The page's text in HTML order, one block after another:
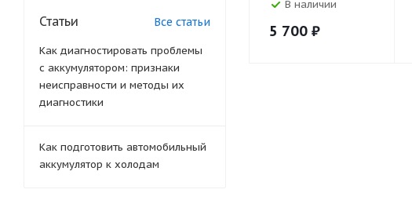
В наличии
5 700 ₽
Статьи Все статьи
Как диагностировать проблемы
с аккумулятором: признаки
неисправности и методы их
диагностики
Как подготовить автомобильный
аккумулятор к холодам